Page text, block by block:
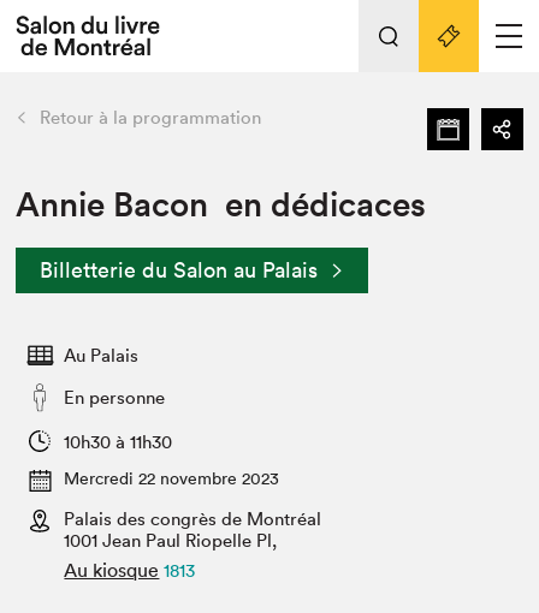
Espace exposant⋅e⋅s
Espace enseignant·e·s
Espace médias
L'événement
Préparer sa visite au Salon
Actualités
SLM PRO
retour Nos activités
Préparer sa visite
Salon dans la ville et en ligne
Projets partenaires
Liens pratiques
Retour à la programmation
Annie Bacon en dédicaces
Billetterie du Salon au Palais
Au Palais
En personne
10h30 à 11h30
Mercredi 22 novembre 2023
Palais des congrès de Montréal
1001 Jean Paul Riopelle Pl,
Au kiosque 1813